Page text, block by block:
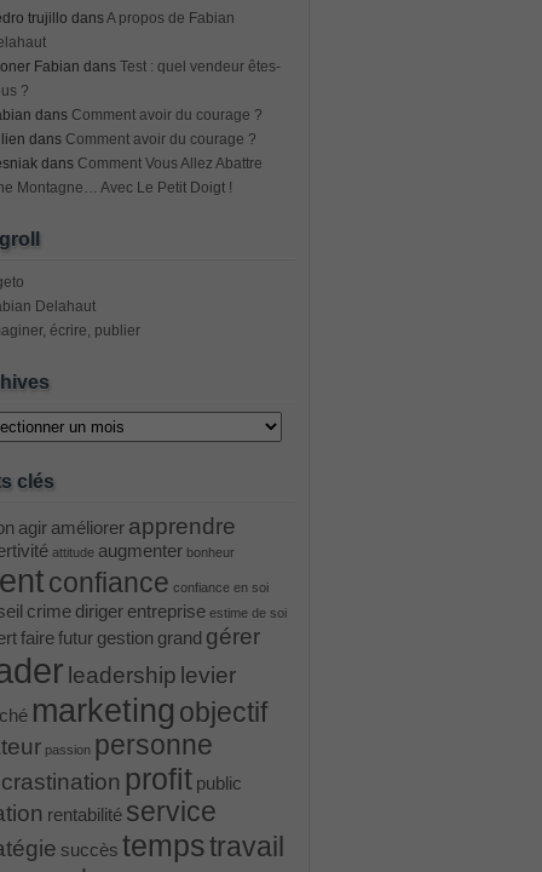
trujillo dansA propos de Fabian
Fabian dans Test : quel vendeur êtes-
?
dans Comment avoir du courage ?
dans Comment avoir du courage ?
dans Comment Vous Allez Abattre
Montagne… Avec Le Petit Doigt !
Delahaut
écrire, publier
clés
agir améliorer apprendre
attitude augmenter bonheur
confiance confiance en soi
crime diriger entreprise estime de soi
fairefutur gestion grand gérer
leadership levier
marketing objectif
passion personne
profit public
rentabilité service
succès tempstravail